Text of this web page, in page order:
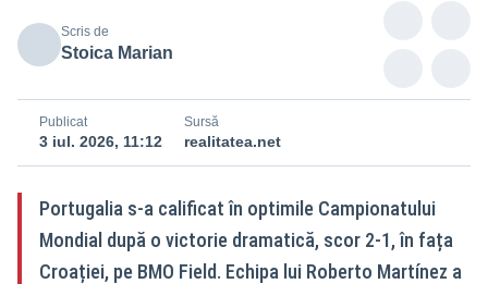
Scris de
Stoica Marian
Publicat
3 iul. 2026, 11:12
Sursă
realitatea.net
Portugalia s-a calificat în optimile Campionatului
Mondial după o victorie dramatică, scor 2-1, în fața
Croației, pe BMO Field. Echipa lui Roberto Martínez a